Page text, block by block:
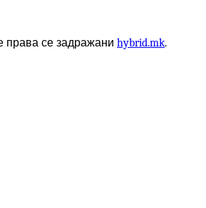
права се задражани hybrid.mk.